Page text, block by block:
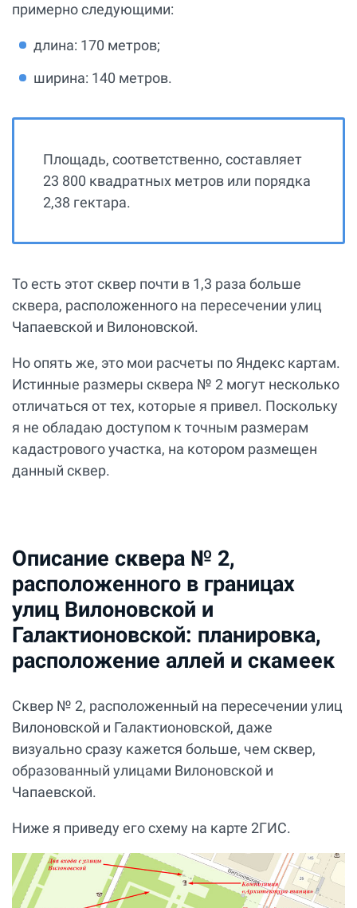
примерно следующими:
длина: 170 метров;
ширина: 140 метров.
Площадь, соответственно, составляет
23 800 квадратных метров или порядка
2,38 гектара.
То есть этот сквер почти в 1,3 раза больше
сквера, расположенного на пересечении улиц
Чапаевской и Вилоновской.
Но опять же, это мои расчеты по Яндекс картам.
Истинные размеры сквера № 2 могут несколько
отличаться от тех, которые я привел. Поскольку
я не обладаю доступом к точным размерам
кадастрового участка, на котором размещен
данный сквер.
Описание сквера № 2,
расположенного в границах
улиц Вилоновской и
Галактионовской: планировка,
расположение аллей и скамеек
Сквер № 2, расположенный на пересечении улиц
Вилоновской и Галактионовской, даже
визуально сразу кажется больше, чем сквер,
образованный улицами Вилоновской и
Чапаевской.
Ниже я приведу его схему на карте 2ГИС.